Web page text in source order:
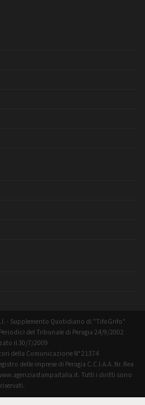
- Supplemento Quotidiano di "TifoGrifo"
del Tribunale di Perugia 24/9/2002
il 30/7/2009
della Comunicazione N° 21374
delle imprese di Perugia C.C.I.A.A. Nr. Rea
Tutti i diritti sono
riservati.